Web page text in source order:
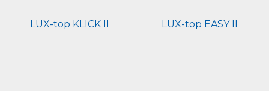
LUX-top KLICK II LUX-top EASY II